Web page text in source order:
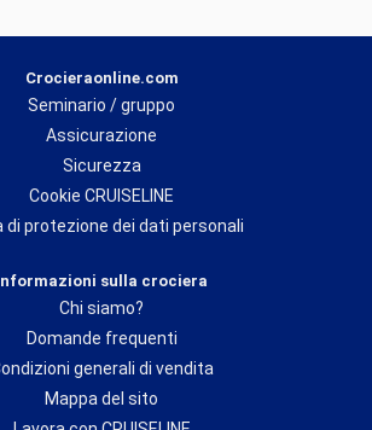
Crocieraonline.com
Seminario / gruppo
Assicurazione
Sicurezza
Cookie CRUISELINE
di protezione dei dati personali
sulla crociera
Chi siamo?
Domande frequenti
generali di vendita
Mappa del sito